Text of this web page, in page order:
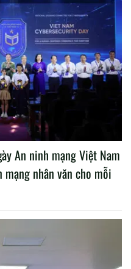
An ninh mạng Việt Nam
nhân văn cho mỗi